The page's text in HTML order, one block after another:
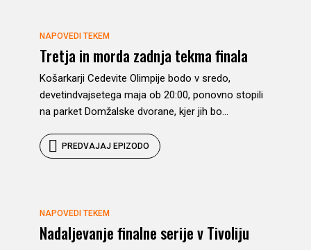
NAPOVEDI TEKEM
Tretja in morda zadnja tekma finala
Košarkarji Cedevite Olimpije bodo v sredo,
devetindvajsetega maja ob 20:00, ponovno stopili
na parket Domžalske dvorane, kjer jih bo...
PREDVAJAJ EPIZODO
NAPOVEDI TEKEM
Nadaljevanje finalne serije v Tivoliju